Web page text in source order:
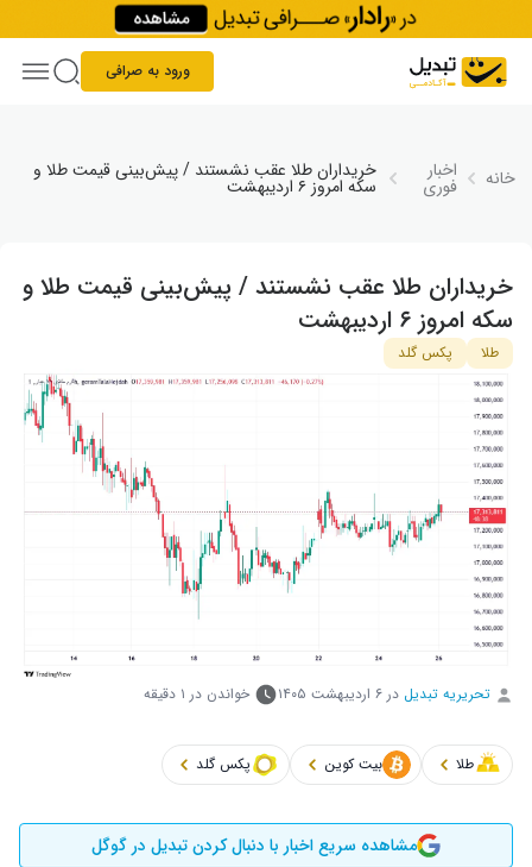
Skip to content
ورود به صرافی
خانه اخبار
فوری
خریداران طلا عقب نشستند / پیش‌بینی قیمت طلا و
سکه امروز ۶ اردیبهشت
خریداران طلا عقب نشستند / پیش‌بینی قیمت طلا و
سکه امروز ۶ اردیبهشت
طلا پکس گلد
تحریریه تبدیل در ۶ اردیبهشت ۱۴۰۵ خواندن در ۱ دقیقه
طلا بیت کوین پکس گلد
مشاهده سریع اخبار با دنبال کردن تبدیل در گوگل